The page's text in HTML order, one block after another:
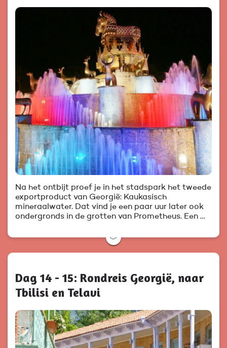
Na het ontbijt proef je in het stadspark het tweede
exportproduct van Georgië: Kaukasisch
mineraalwater. Dat vind je een paar uur later ook
ondergronds in de grotten van Prometheus. Een …
﹀
Dag 14 - 15: Rondreis Georgië, naar
Tbilisi en Telavi